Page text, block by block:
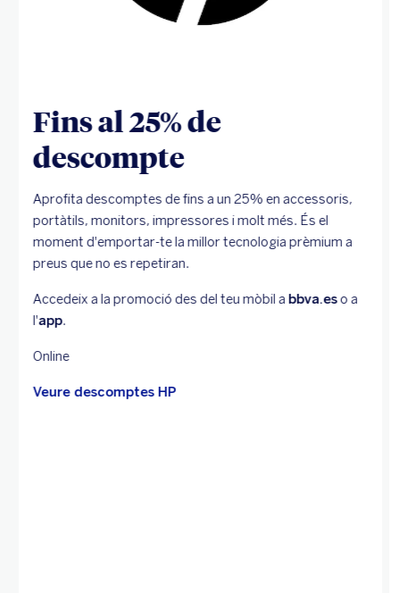
Fins al 25% de
descompte
Aprofita descomptes de fins a un 25% en accessoris,
portàtils, monitors, impressores i molt més. És el
moment d'emportar-te la millor tecnologia prèmium a
preus que no es repetiran.
Accedeix a la promoció des del teu mòbil a bbva.eso a
l'app.
Online
Veure descomptes HP